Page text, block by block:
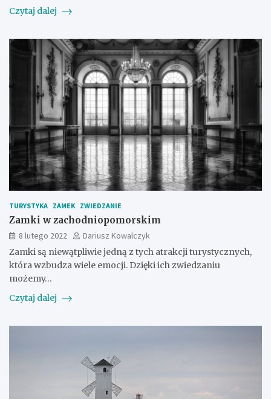
Czytaj dalej
TURYSTYKA ZAMEK ZWIEDZANIE
Zamki w zachodniopomorskim
8 lutego 2022
Dariusz Kowalczyk
Zamki są niewątpliwie jedną z tych atrakcji turystycznych,
która wzbudza wiele emocji. Dzięki ich zwiedzaniu
możemy…
Czytaj dalej